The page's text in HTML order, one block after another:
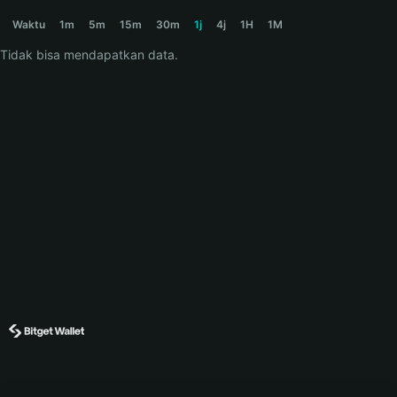
Waktu 1m 5m 15m 30m 1j 4j 1H 1M
Tidak bisa mendapatkan data.